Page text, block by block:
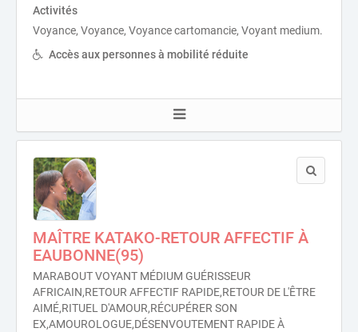
Activités
Voyance, Voyance, Voyance cartomancie, Voyant medium.
Accès aux personnes à mobilité réduite
MAÎTRE KATAKO-RETOUR AFFECTIF À
EAUBONNE(95)
MARABOUT VOYANT MÉDIUM GUÉRISSEUR
AFRICAIN,RETOUR AFFECTIF RAPIDE,RETOUR DE L'ÊTRE
AIMÉ,RITUEL D'AMOUR,RÉCUPÉRER SON
EX,AMOUROLOGUE,DÉSENVOUTEMENT RAPIDE À